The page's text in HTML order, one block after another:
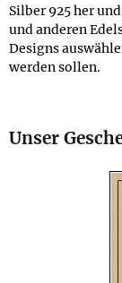
Silber 925 her
und anderen
Designs
werden sollen.
Unser